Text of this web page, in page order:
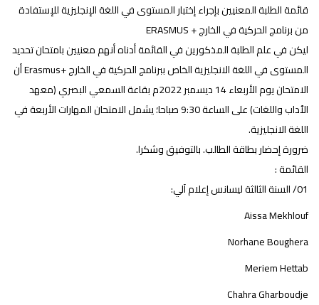
قائمة الطلبة المعنيين بإجراء إختبار المستوى في اللغة الإنجليزية للإستفادة
من برنامج الحركية في الخارج + ERASMUS
ليكن في علم الطلبة المذكورين في القائمة أدناه أنهم معنيين بامتحان تحديد
المستوى في اللغة الانجليزية الخاص ببرنامج الحركية في الخارج +Erasmus أن
الامتحان يوم الأربعاء 14 ديسمبر 2022م بقاعة السمعي البصري (معهد
الٱداب واللغات) على الساعة 9:30 صباحا؛ يشمل الامتحان المهارات الأربعة في
اللغة الانجليزية.
ضرورة إحضار بطاقة الطالب. بالتوفيق وشكرا.
القائمة :
01/ السنة الثالثة ليسانس إعلام آلي:
Aissa Mekhlouf
Norhane Boughera
Meriem Hettab
Chahra Gharboudje